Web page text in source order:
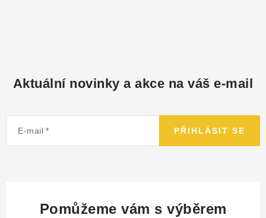
Aktuální novinky a akce na váš e-mail
E-mail PŘIHLÁSIT SE
Pomůžeme vám s výběrem